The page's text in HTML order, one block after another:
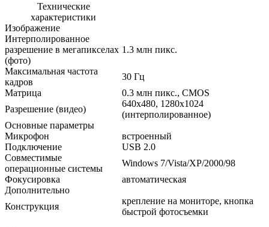
Технические
характеристики
Изображение
Интерполированное
разрешение в мегапикселах
(фото)
1.3 млн пикс.
Максимальная частота
кадров
30 Гц
Матрица
0.3 млн пикс., CMOS
Разрешение (видео)
640x480, 1280x1024
(интерполированное)
Основные параметры
Микрофон
встроенный
Подключение
USB 2.0
Совместимые
операционные системы
Windows 7/Vista/XP/2000/98
Фокусировка
автоматическая
Дополнительно
Конструкция
крепление на мониторе, кнопка
быстрой фотосъемки